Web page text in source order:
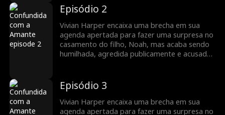
família Harper se vê à beira do colapso. Em
um mundo onde manter as aparências é
essencial, um único erro pode destruir tudo…
e revelar mentiras guardadas por muito
tempo.
Episódio 2
Vivian Harper encaixa uma brecha em sua
agenda apertada para fazer uma surpresa no
casamento do filho, Noah, mas acaba sendo
humilhada, agredida publicamente e acusada
família Harper se vê à beira do colapso. Em
um mundo onde manter as aparências é
essencial, um único erro pode destruir tudo…
e revelar mentiras guardadas por muito
Episódio 3
Vivian Harper encaixa uma brecha em sua
agenda apertada para fazer uma surpresa no